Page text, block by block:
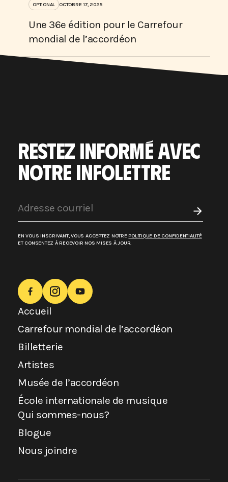
OPTIONAL OCTOBRE 17, 2025
Une 36e édition pour le Carrefour
mondial de l’accordéon
RESTEZ INFORMÉ AVEC
NOTRE INFOLETTRE
EN VOUS INSCRIVANT, VOUS ACCEPTEZ NOTRE POLITIQUE DE CONFIDENTIALITÉ
ET CONSENTEZ À RECEVOIR NOS MISES À JOUR.
Accueil
Carrefour mondial de l’accordéon
Billetterie
Artistes
Musée de l’accordéon
École internationale de musique
Qui sommes-nous?
Blogue
Nous joindre